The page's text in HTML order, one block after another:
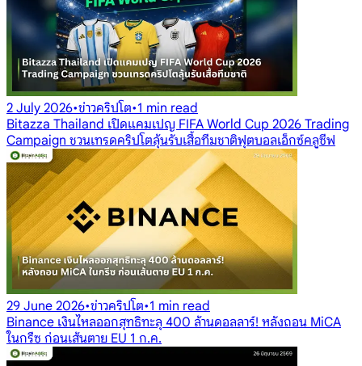
2 July 2026•ข่าวคริปโต•1 min read
Bitazza Thailand เปิดแคมเปญ FIFA World Cup 2026 Trading
Campaign ชวนเทรดคริปโตลุ้นรับเสื้อทีมชาติฟุตบอลเอ็กซ์คลูซีฟ
29 June 2026•ข่าวคริปโต•1 min read
Binance เงินไหลออกสุทธิทะลุ 400 ล้านดอลลาร์! หลังถอน MiCA
ในกรีซ ก่อนเส้นตาย EU 1 ก.ค.